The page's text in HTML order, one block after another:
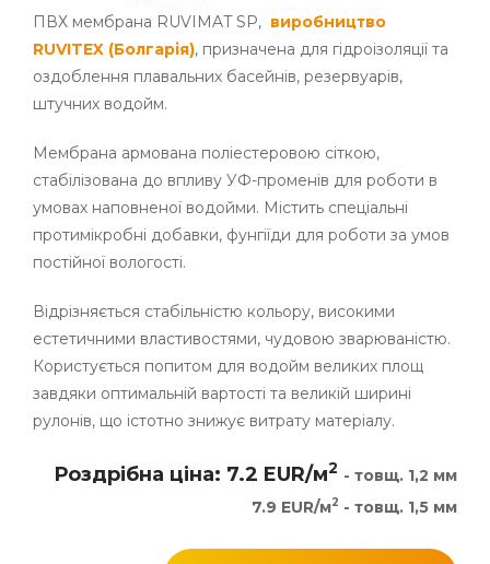
ПВХ мембрана RUVIMAT SP, виробництво
RUVITEX (Болгарія), призначена для гідроізоляції та
оздоблення плавальних басейнів, резервуарів,
штучних водойм.
Мембрана армована поліестеровою сіткою,
стабілізована до впливу УФ-променів для роботи в
умовах наповненої водойми. Містить спеціальні
протимікробні добавки, фунгіїди для роботи за умов
постійної вологості.
Відрізняється стабільністю кольору, високими
естетичними властивостями, чудовою зварюваністю.
Користується попитом для водойм великих площ
завдяки оптимальній вартості та великій ширині
рулонів, що істотно знижує витрату матеріалу.
Роздрібна ціна: 7.2 EUR/м2 - товщ. 1,2 мм
7.9 EUR/м2 - товщ. 1,5 мм